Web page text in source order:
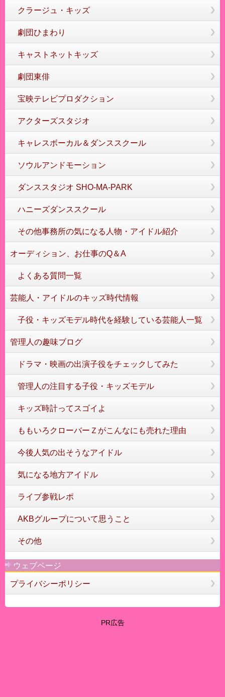
クラージュ・キッズ
劇団ひまわり
キャストネットキッズ
劇団東俳
宝映テレビプロダクション
アクターズスタジオ
キャレスボーカル＆ダンススクール
ソウルアンドモーション
ダンススタジオ SHO-MA-PARK
ハニーズダンススクール
その他事務所の気になる人物・アイドル紹介
オーディション、お仕事のQ＆A
よくある質問一覧
芸能人・アイドルのキッズ時代情報
子役・キッズモデル時代を経験している芸能人一覧
管理人の趣味ブログ
ドラマ・映画の出演子役をチェックしてみた
管理人の注目する子役・キッズモデル
キッズ時計ってスゴイよ
ももいろクローバーＺがこんなにも売れた理由
今後人気の出そうなアイドル
気になる地方アイドル
ライブ参戦レポ
AKBグループについて思うこと
その他
ウェブページ
プライバシーポリシー
PR広告